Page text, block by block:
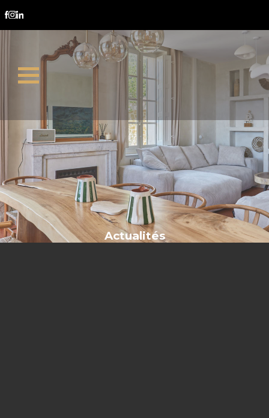
décote DPE
Actualités